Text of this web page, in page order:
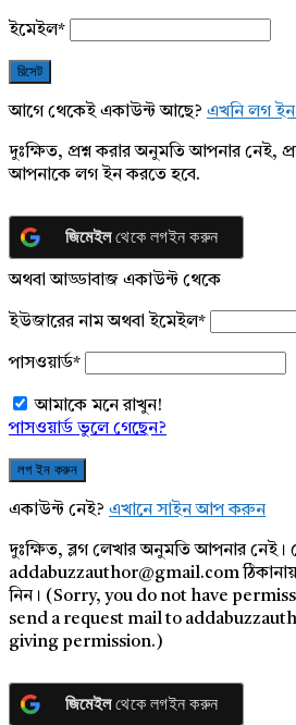
ইমেইল*
আগে থেকেই একাউন্ট আছে? এখনি লগ
দুঃক্ষিত, প্রশ্ন করার অনুমতি আপনার নেই,
আপনাকে লগ ইন করতে হবে.
জিমেইলথেকে লগইন করুন
অথবা আড্ডাবাজ একাউন্ট থেকে
ইউজারের নাম অথবা ইমেইল*
পাসওয়ার্ড*
আমাকে মনে রাখুন!
পাসওয়ার্ড ভুলে গেছেন?
একাউন্ট নেই? এখানে সাইন আপ করুন
দুঃক্ষিত, ব্লগ লেখার অনুমতি আপনার
addabuzzauthor@gmail.com
নিন। (Sorry, you do not have
send a request mail to
giving permission.)
জিমেইলথেকে লগইন করুন